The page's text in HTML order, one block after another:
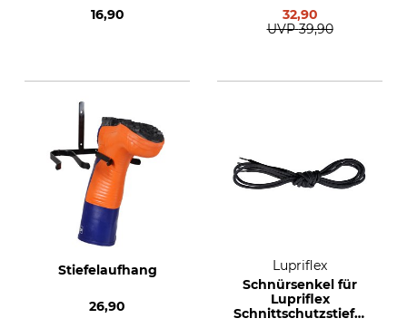
16,90
32,90
UVP 39,90
Stiefelaufhang
26,90
Lupriflex
Schnürsenkel für
Lupriflex
Schnittschutzstiefel